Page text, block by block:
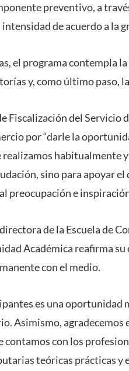
preventivo, a
de acuerdo a la
el programa contempla
y, como último paso,
Fiscalización del Servicio
por “darle la
habitualmente
sino para apoyar
preocupación e
de la Escuela de
Académica reafirma
con el medio.
es una oportunidad
Asimismo, agradecemos
contamos con los
teóricas prácticas y